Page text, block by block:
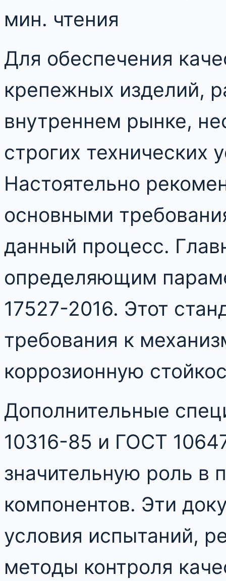
мин. чтения
Для обеспечения
крепежных изделий,
внутреннем рынке,
строгих технических
Настоятельно
основными
данный процесс.
определяющим
17527-2016. Этот
требования к
коррозионную
Дополнительные
10316-85 и ГОСТ
значительную роль в
компонентов. Эти
условия испытаний,
методы контроля